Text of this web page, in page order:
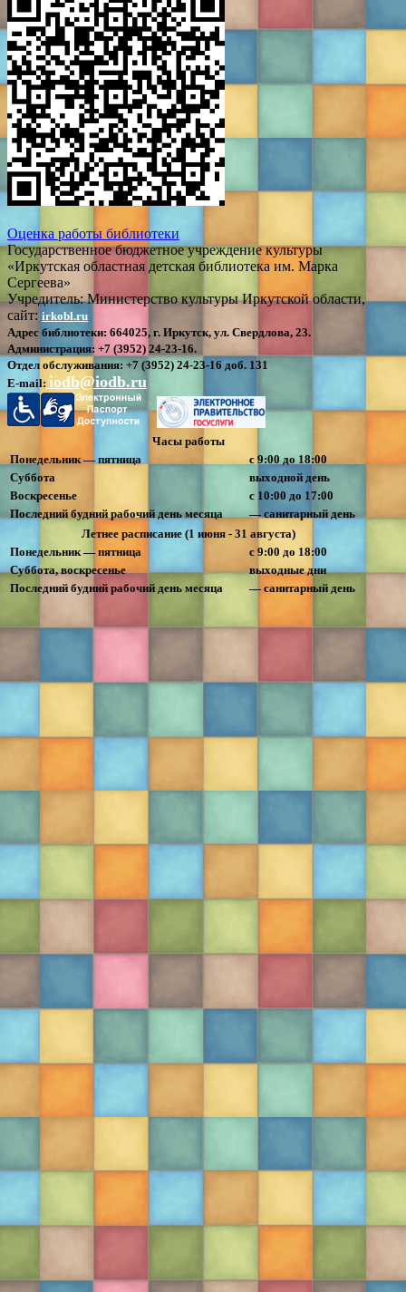
Оценка работы библиотеки
Государственное бюджетное учреждение культуры
«Иркутская областная детская библиотека им. Марка
Сергеева»
Учредитель: Министерство культуры Иркутской области,
сайт: irkobl.ru
Адрес библиотеки: 664025, г. Иркутск, ул. Свердлова, 23.
Администрация: +7 (3952) 24-23-16.
Отдел обслуживания: +7 (3952) 24-23-16 доб. 131
E-mail: iodb@iodb.ru
Часы работы
Понедельник — пятница
с 9:00 до 18:00
Суббота
выходной день
Воскресенье
с 10:00 до 17:00
Последний будний рабочий день месяца
— санитарный день
Летнее расписание (1 июня - 31 августа)
Понедельник — пятница
с 9:00 до 18:00
Суббота, воскресенье
выходные дни
Последний будний рабочий день месяца
— санитарный день